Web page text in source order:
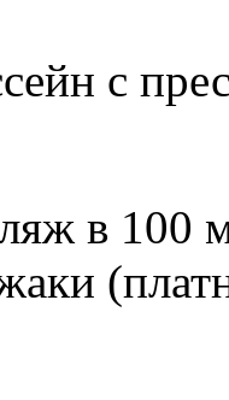
с
в 100